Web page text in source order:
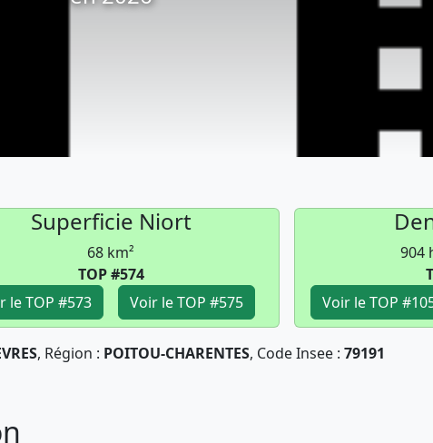
Superficie Niort
68 km²
TOP #574
le TOP #573
Voir le TOP #575
904
Voir le TOP
, Région : POITOU-CHARENTES, Code Insee : 79191